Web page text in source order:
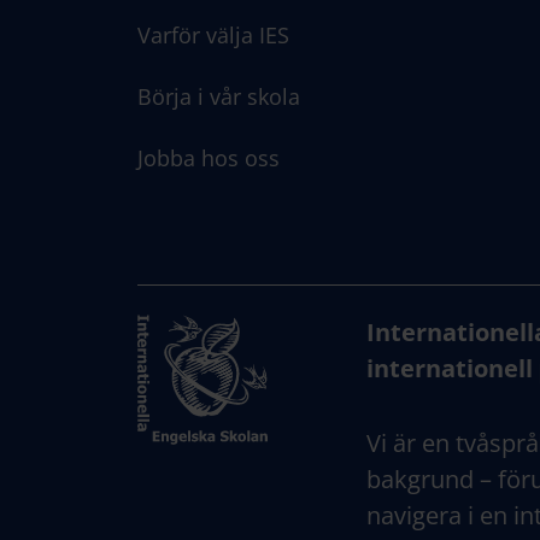
Varför välja IES
Börja i vår skola
Jobba hos oss
internationell
Vi är en
bakgrund –
navigera i en